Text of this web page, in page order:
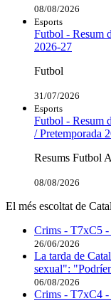
08/08/2026
Esports
Futbol - Resum
2026-27
Futbol
31/07/2026
Esports
Futbol - Resum
/ Pretemporada
Resums Futbol
08/08/2026
El més escoltat de
Crims - T7xC5 -
26/06/2026
La tarda de
sexual":
06/08/2026
Crims - T7xC4 -